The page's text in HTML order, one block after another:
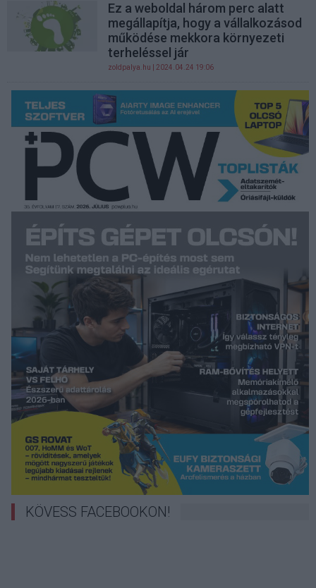
Ez a weboldal három perc alatt
megállapítja, hogy a vállalkozásod
működése mekkora környezeti
terheléssel jár
zoldpalya.hu | 2024.04.24 19:06
KÖVESS FACEBOOKON!